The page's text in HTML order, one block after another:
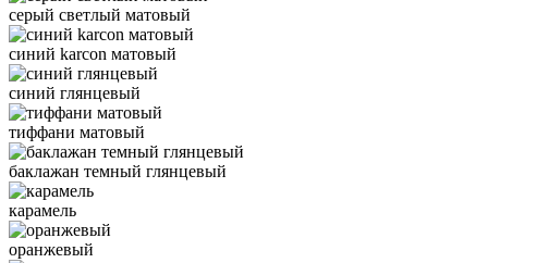
серый светлый матовый
синий karcon матовый
синий глянцевый
тиффани матовый
баклажан темный глянцевый
карамель
оранжевый